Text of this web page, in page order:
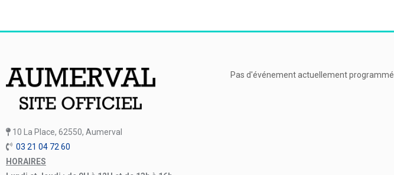
10 La Place, 62550, Aumerval
03 21 04 72 60
HORAIRES
Pas d'événement actuellement programmé.